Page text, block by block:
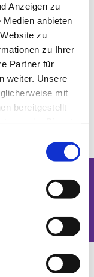
Anzeigen zu
anbieten
zu
zu Ihrer
Partner für
weiter. Unsere
mit
bereitgestellt